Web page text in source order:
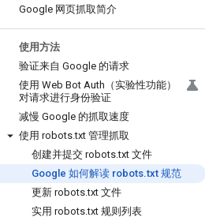
Google 网页抓取简介
使用方法
验证来自 Google 的请求
使用 Web Bot Auth（实验性功能）
对请求进行身份验证
减慢 Google 的抓取速度
使用 robots.txt 管理抓取
创建并提交 robots.txt 文件
Google 如何解读 robots.txt 规范
更新 robots.txt 文件
实用 robots.txt 规则列表